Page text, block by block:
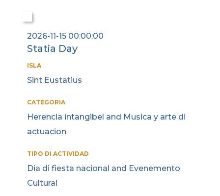
2026-11-15 00:00:00
Statia Day
ISLA
Sint Eustatius
CATEGORIA
Herencia intangibel and Musica y arte di
actuacion
TIPO DI ACTIVIDAD
Dia di fiesta nacional and Evenemento
Cultural